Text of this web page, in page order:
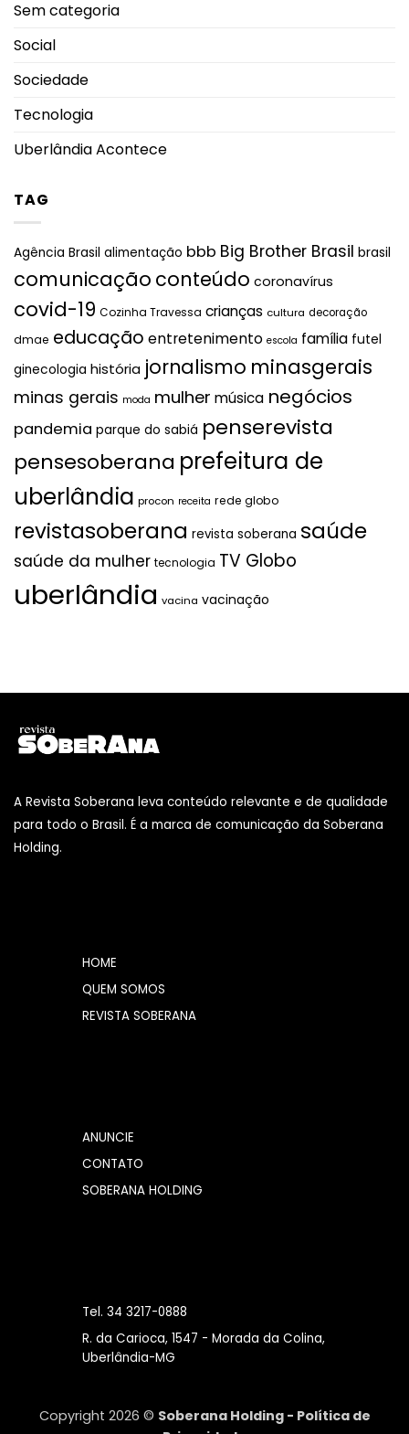
Sem categoria
Social
Sociedade
Tecnologia
Uberlândia Acontece
TAG
Agência Brasil alimentação bbb Big Brother Brasil brasil
comunicação conteúdo coronavírus
covid-19 Cozinha Travessa crianças cultura decoração
dmae educação entretenimento escola família futel
ginecologia história jornalismo minasgerais
minas gerais moda mulher música negócios
pandemia parque do sabiá penserevista
pensesoberana prefeitura de
uberlândia procon receita rede globo
revistasoberana revista soberana saúde
saúde da mulher tecnologia TV Globo
uberlândia vacina vacinação
A Revista Soberana leva conteúdo relevante e de qualidade
para todo o Brasil. É a marca de comunicação da Soberana
Holding.
HOME
QUEM SOMOS
REVISTA SOBERANA
ANUNCIE
CONTATO
SOBERANA HOLDING
Tel. 34 3217-0888
R. da Carioca, 1547 - Morada da Colina,
Uberlândia-MG
Copyright 2026 © Soberana Holding - Política de